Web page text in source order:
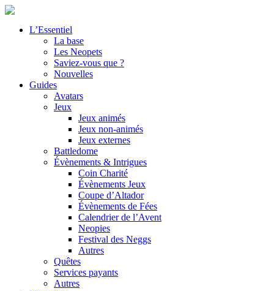
L’Essentiel
La base
Les Neopets
Saviez-vous que ?
Nouvelles
Guides
Avatars
Jeux
Jeux animés
Jeux non-animés
Jeux externes
Battledome
Évènements & Intrigues
Coin Charité
Évènements Jeux
Coupe d’Altador
Évènements de Fées
Calendrier de l’Avent
Neopies
Festival des Neggs
Autres
Quêtes
Services payants
Autres